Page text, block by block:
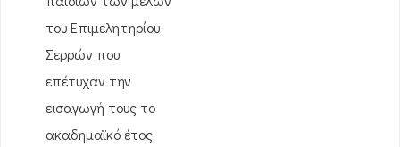
του Επιμελητηρίου
Σερρών που
επέτυχαν την
εισαγωγή τους το
ακαδημαϊκό έτος